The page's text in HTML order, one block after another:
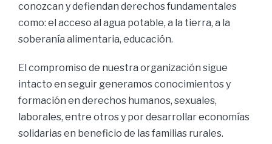
conozcan y defiendan derechos fundamentales
como: el acceso al agua potable, a la tierra, a la
soberanía alimentaria, educación.
El compromiso de nuestra organización sigue
intacto en seguir generamos conocimientos y
formación en derechos humanos, sexuales,
laborales, entre otros y por desarrollar economías
solidarias en beneficio de las familias rurales.